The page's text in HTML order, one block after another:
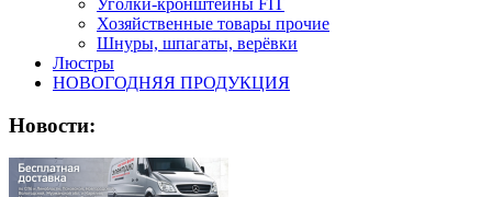
Хозяйственные товары прочие
Шнуры, шпагаты, верёвки
Люстры
НОВОГОДНЯЯ ПРОДУКЦИЯ
Новости: